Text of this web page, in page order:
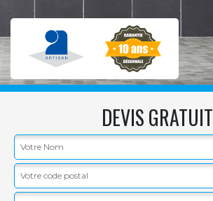
DEVIS GRATUIT